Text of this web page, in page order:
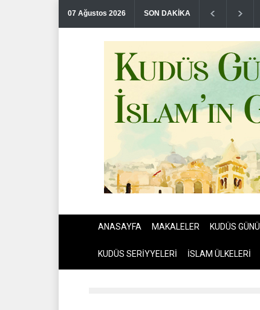
07 Ağustos 2026 SON DAKİKA
ANASAYFA MAKALELER KUDÜS GÜNÜ
KUDÜS SERİYYELERİ İSLAM ÜLKELERİ